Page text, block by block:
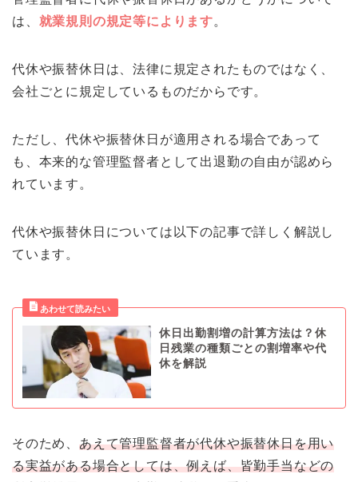
は、 就業規則の規定等によります。
代休や振替休日は、法律に規定されたものではなく、
会社ごとに規定しているものだからです。
ただし、代休や振替休日が適用される場合であって
も、本来的な管理監督者として出退勤の自由が認めら
れています。
代休や振替休日については以下の記事で詳しく解説し
ています。
休日出勤割増の計算方法は？休
日残業の種類ごとの割増率や代
休を解説
そのため、 あえて管理監督者が代休や振替休日を用い
る実益がある場合としては、例えば、皆勤手当などの